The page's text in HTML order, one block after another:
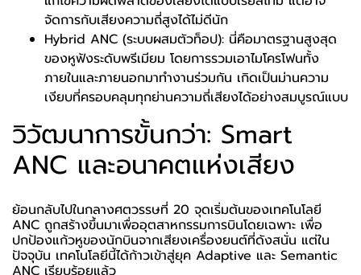
จัดการกับเสียงความถี่สูงได้ไม่ดีนัก
Hybrid ANC (ระบบผสมตัวท็อป): นี่คือมาตรฐานสูงสุด
ของหูฟังระดับพรีเมียม โดยการรวมเอาไมโครโฟนทั้ง
ภายในและภายนอกมาทำงานร่วมกัน เกิดเป็นม่านความ
เงียบที่ครอบคลุมทุกย่านความถี่เสียงได้อย่างสมบูรณ์แบบ
วิวัฒนาการขั้นกว่า: Smart
ANC และอนาคตแห่งเสียง
ย้อนกลับไปในกลางศตวรรษที่ 20 จุดเริ่มต้นของเทคโนโลยี
ANC ถูกสร้างขึ้นมาเพื่ออุตสาหกรรมการบินโดยเฉพาะ เพื่อ
ปกป้องแก้วหูของนักบินจากเสียงเครื่องยนต์ที่ดังสนั่น แต่ใน
ปัจจุบัน เทคโนโลยีนี้ได้ก้าวเข้าสู่ยุค Adaptive และ Semantic
ANC เรียบร้อยแล้ว